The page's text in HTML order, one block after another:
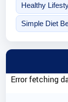
Healthy
Simple Diet
Error fetching